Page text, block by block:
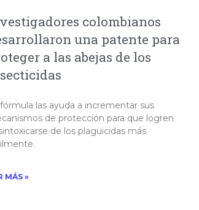
colombianos
una patente para
a las abejas de los
las ayuda a incrementar sus
de protección para que logren
de los plaguicidas más
MÁS »